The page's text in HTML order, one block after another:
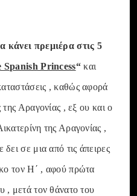
κάνει πρεμιέρα στις 5
Spanish Princess“και
, καθώς αφορά
της Αραγονίας , εξ ου και ο
της Αραγονίας ,
σε μια από τις άπειρες
τον Η΄ , αφού πρώτα
, μετά τον θάνατο του